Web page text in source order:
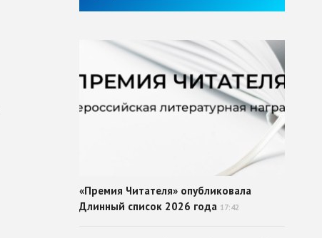
«Премия Читателя» опубликовала
Длинный список 2026 года 17:42